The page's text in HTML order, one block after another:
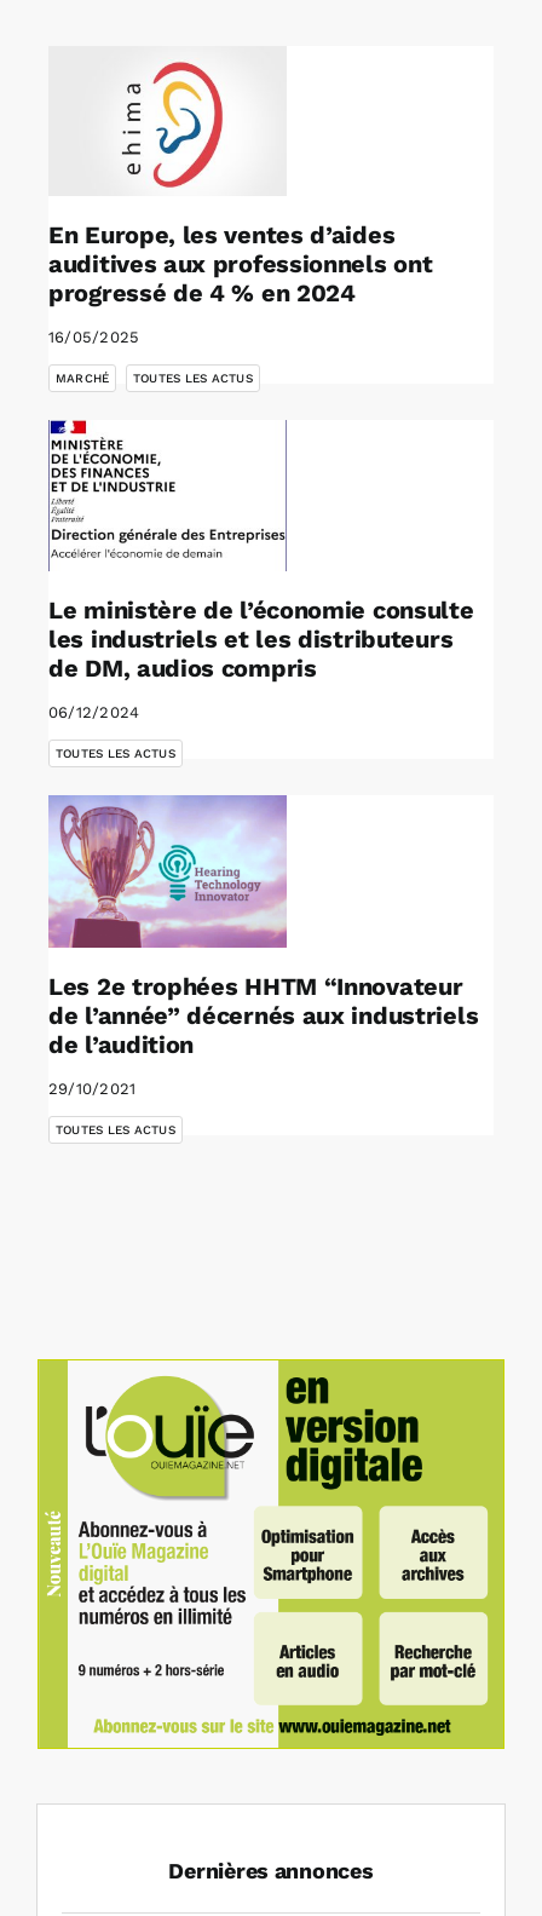
Annonces emploi
En Europe, les ventes d’aides
auditives aux professionnels ont
progressé de 4 % en 2024
16/05/2025
MARCHÉ
,
TOUTES LES ACTUS
Le ministère de l’économie consulte
les industriels et les distributeurs
de DM, audios compris
06/12/2024
TOUTES LES ACTUS
Les 2e trophées HHTM “Innovateur
de l’année” décernés aux industriels
de l’audition
29/10/2021
TOUTES LES ACTUS
Dernières annonces